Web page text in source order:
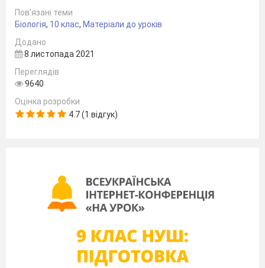
Пов’язані теми
Біологія, 10 клас, Матеріали до уроків
Додано
8 листопада 2021
Переглядів
9640
Оцінка розробки
4.7 (1 відгук)